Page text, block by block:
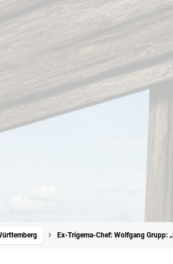
Ex-Trigema-Chef: Wolfgang Grupp: